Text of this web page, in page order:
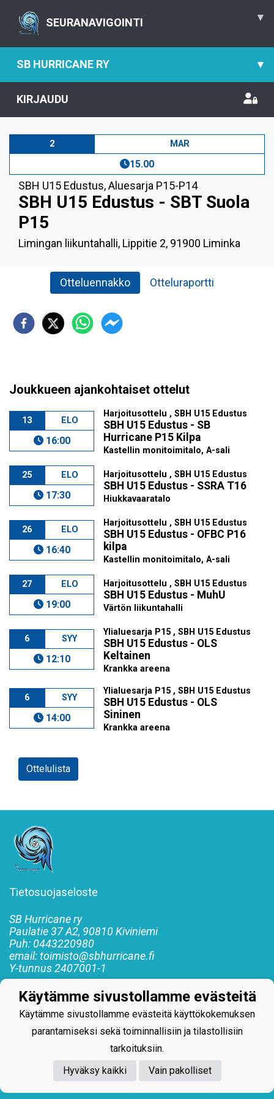
SEURANAVIGOINTI ▾
SB HURRICANE RY ▾
KIRJAUDU
2 MAR
15.00
SBH U15 Edustus,Aluesarja P15-P14
SBH U15 Edustus - SBT Suola
P15
Limingan liikuntahalli, Lippitie 2, 91900 Liminka
Otteluennakko Otteluraportti
Joukkueen ajankohtaiset ottelut
13 ELO
16:00
Harjoitusottelu , SBH U15 Edustus
SBH U15 Edustus - SB
Hurricane P15 Kilpa
Kastellin monitoimitalo, A-sali
25 ELO
17:30
Harjoitusottelu , SBH U15 Edustus
SBH U15 Edustus - SSRA T16
Hiukkavaaratalo
26 ELO
16:40
Harjoitusottelu , SBH U15 Edustus
SBH U15 Edustus - OFBC P16
kilpa
Kastellin monitoimitalo, A-sali
27 ELO
19:00
Harjoitusottelu , SBH U15 Edustus
SBH U15 Edustus - MuhU
Värtön liikuntahalli
6 SYY
12:10
Ylialuesarja P15 , SBH U15 Edustus
SBH U15 Edustus - OLS
Keltainen
Krankka areena
6 SYY
14:00
Ylialuesarja P15 , SBH U15 Edustus
SBH U15 Edustus - OLS
Sininen
Krankka areena
Ottelulista
Tietosuojaseloste
SB Hurricane ry
Paulatie 37 A2, 90810 Kiviniemi
Puh: 0443220980
email: toimisto@sbhurricane.fi
Y-tunnus2407001-1
#SBHurricane #SBH #Hurrikaanit
#Floorballrockyoulikeahurricane #Salibandy
Powered by
Käytämme sivustollamme evästeitä
Käytämme sivustollamme evästeitä käyttökokemuksen
parantamiseksi sekä toiminnallisiin ja tilastollisiin
tarkoituksiin.
Hyväksy kaikki
Vain pakolliset